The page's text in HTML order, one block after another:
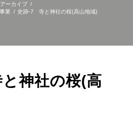
ーカイブ /
業 / 史跡-7 寺と神社の桜(高山地域)
神社の桜(高